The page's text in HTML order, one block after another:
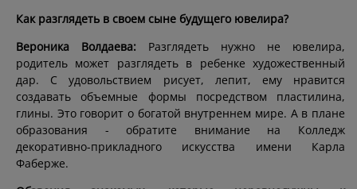
Как разглядеть в своем сыне будущего ювелира?
Вероника Волдаева: Разглядеть нужно не ювелира,
родитель может разглядеть в ребенке художественный
дар. С удовольствием рисует, лепит, ему нравится
создавать объемные формы посредством пластилина,
глины. Это говорит о богатой внутреннем мире. А в плане
образования - обратите внимание на Колледж
декоративно-прикладного искусства имени Карла
Фаберже.